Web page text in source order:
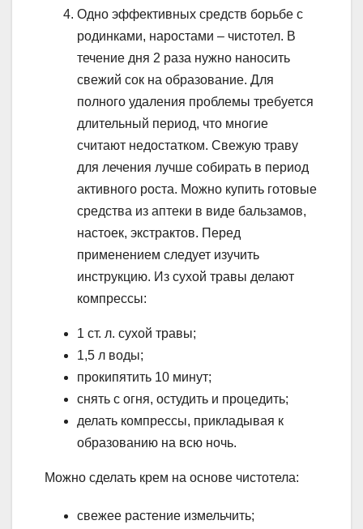
Одно эффективных средств борьбе с
родинками, наростами – чистотел. В
течение дня 2 раза нужно наносить
свежий сок на образование. Для
полного удаления проблемы требуется
длительный период, что многие
считают недостатком. Свежую траву
для лечения лучше собирать в период
активного роста. Можно купить готовые
средства из аптеки в виде бальзамов,
настоек, экстрактов. Перед
применением следует изучить
инструкцию. Из сухой травы делают
компрессы:
1 ст. л. сухой травы;
1,5 л воды;
прокипятить 10 минут;
снять с огня, остудить и процедить;
делать компрессы, прикладывая к
образованию на всю ночь.
Можно сделать крем на основе чистотела:
свежее растение измельчить;